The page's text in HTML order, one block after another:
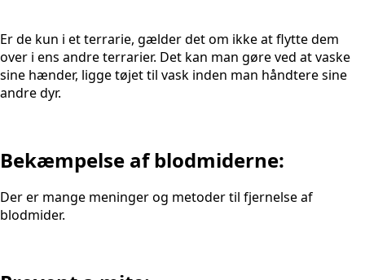
Er de kun i et terrarie, gælder det om ikke at flytte dem
over i ens andre terrarier. Det kan man gøre ved at vaske
sine hænder, ligge tøjet til vask inden man håndtere sine
andre dyr.
Bekæmpelse af blodmiderne:​
Der er mange meninger og metoder til fjernelse af
blodmider.